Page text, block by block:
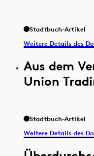
Stadtbuch-Artikel
Weitere Details des
Aus dem
Union
Stadtbuch-Artikel
Weitere Details des